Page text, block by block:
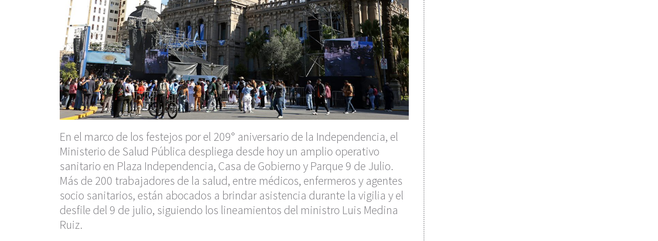
En el marco de los festejos por el 209° aniversario de la Independencia, el
Ministerio de Salud Pública despliega desde hoy un amplio operativo
sanitario en Plaza Independencia, Casa de Gobierno y Parque 9 de Julio.
Más de 200 trabajadores de la salud, entre médicos, enfermeros y agentes
socio sanitarios, están abocados a brindar asistencia durante la vigilia y el
desfile del 9 de julio, siguiendo los lineamientos del ministro Luis Medina
Ruiz.